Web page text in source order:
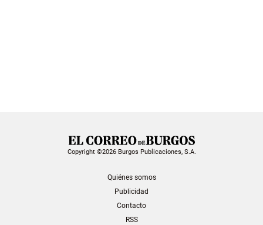
Copyright ©2026 Burgos Publicaciones, S.A.
Quiénes somos
Publicidad
Contacto
RSS